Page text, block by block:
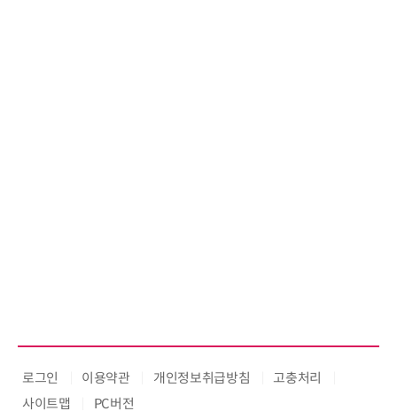
로그인 이용약관 개인정보취급방침
고충처리
사이트맵
PC버전